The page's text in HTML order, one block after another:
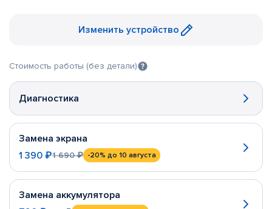
Изменить устройство
Стоимость работы (без детали)
Диагностика
Замена экрана
1 390 ₽1 690 ₽ -20% до 10 августа
Замена аккумулятора